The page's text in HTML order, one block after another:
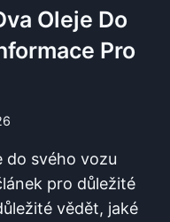
Oleje Do
Pro
do svého vozu
pro důležité
vědět, jaké